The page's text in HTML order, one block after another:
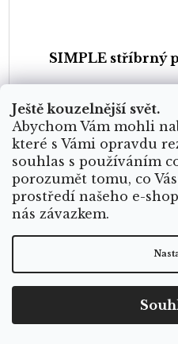
Ještě kouzelnější svět.
Abychom Vám mohli
které s Vámi opravdu
souhlas s používáním
porozumět tomu, co
prostředí našeho e-
nás závazkem.
SIMPLE stříbrný
Kolekce SIMPLE krystalových